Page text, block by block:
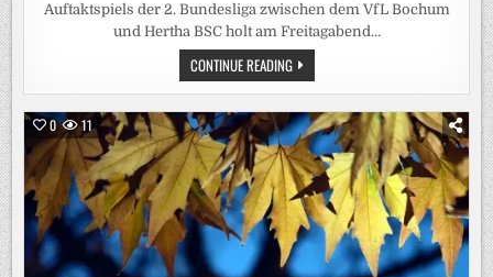
Auftaktspiels der 2. Bundesliga zwischen dem VfL Bochum
und Hertha BSC holt am Freitagabend…
CONTINUE READINGPRIME-
TIME-
SIEG
FÜR
SAT.1!
BUNDESLIGA-
AUFTAKT
BOCHUM
–
HERTHA
ERZIELT
STARKE
13,4
PROZENT
MARKTANTEIL
0 11